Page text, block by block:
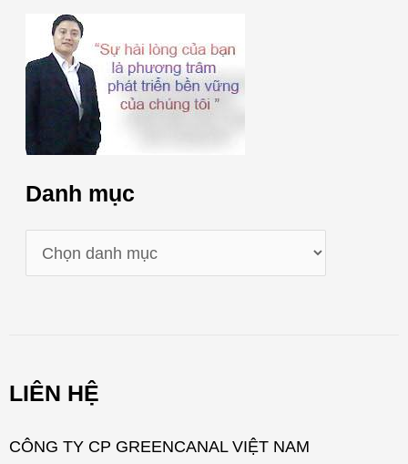
Danh mục
a
m
c
LIÊN HỆ
CÔNG TY CP GREENCANAL VIỆT NAM